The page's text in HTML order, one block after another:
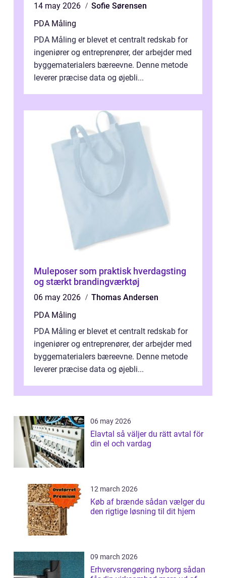
14 may 2026
Sofie Sørensen
PDA Måling
PDA Måling er blevet et centralt redskab for
ingeniører og entreprenører, der arbejder med
byggematerialers bæreevne. Denne metode
leverer præcise data og øjebli...
Muleposer som praktisk hverdagsting
og stærkt brandingværktøj
06 may 2026
Thomas Andersen
PDA Måling
PDA Måling er blevet et centralt redskab for
ingeniører og entreprenører, der arbejder med
byggematerialers bæreevne. Denne metode
leverer præcise data og øjebli...
06 may 2026
Elavtal så väljer du rätt avtal för
din el och vardag
12 march 2026
Køb af brænde sådan vælger du
den rigtige løsning til dit hjem
09 march 2026
Erhvervsrengøring nyborg sådan